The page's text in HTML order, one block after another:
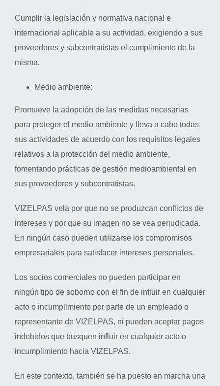
Cumplir la legislación y normativa nacional e
internacional aplicable a su actividad, exigiendo a sus
proveedores y subcontratistas el cumplimiento de la
misma.
Medio ambiente:
Promueve la adopción de las medidas necesarias
para proteger el medio ambiente y lleva a cabo todas
sus actividades de acuerdo con los requisitos legales
relativos a la protección del medio ambiente,
fomentando prácticas de gestión medioambiental en
sus proveedores y subcontratistas.
VIZELPAS vela por que no se produzcan conflictos de
intereses y por que su imagen no se vea perjudicada.
En ningún caso pueden utilizarse los compromisos
empresariales para satisfacer intereses personales.
Los socios comerciales no pueden participar en
ningún tipo de soborno con el fin de influir en cualquier
acto o incumplimiento por parte de un empleado o
representante de VIZELPAS, ni pueden aceptar pagos
indebidos que busquen influir en cualquier acto o
incumplimiento hacia VIZELPAS.
En este contexto, también se ha puesto en marcha una